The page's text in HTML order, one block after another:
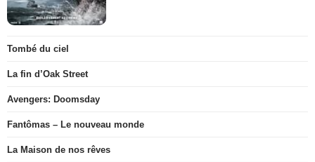
Tombé du ciel
La fin d’Oak Street
Avengers: Doomsday
Fantômas – Le nouveau monde
La Maison de nos rêves